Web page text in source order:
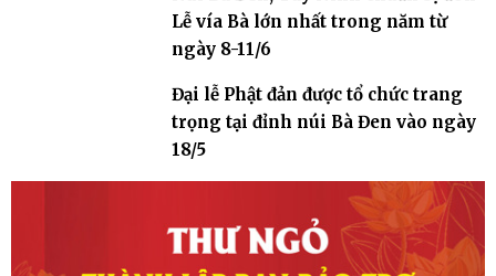
Lễ vía Bà lớn nhất trong năm từ
ngày 8-11/6
Đại lễ Phật đản được tổ chức trang
trọng tại đỉnh núi Bà Đen vào ngày
18/5